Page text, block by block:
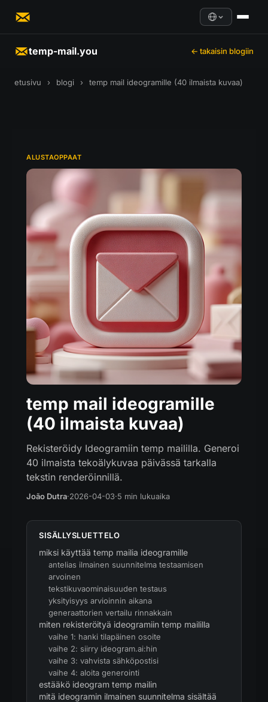
temp-mail.you ← takaisin blogiin
etusivu › blogi › temp mail ideogramille (40 ilmaista kuvaa)
ALUSTAOPPAAT
temp mail ideogramille
(40 ilmaista kuvaa)
Rekisteröidy Ideogramiin temp maililla. Generoi
40 ilmaista tekoälykuvaa päivässä tarkalla
tekstin renderöinnillä.
João Dutra·2026-04-03·5 min lukuaika
SISÄLLYSLUETTELO
miksi käyttää temp mailia ideogramille
antelias ilmainen suunnitelma testaamisen
arvoinen
tekstikuvaominaisuuden testaus
yksityisyys arvioinnin aikana
generaattorien vertailu rinnakkain
miten rekisteröityä ideogramiin temp maililla
vaihe 1: hanki tilapäinen osoite
vaihe 2: siirry ideogram.ai:hin
vaihe 3: vahvista sähköpostisi
vaihe 4: aloita generointi
estääkö ideogram temp mailin
mitä ideogramin ilmainen suunnitelma sisältää